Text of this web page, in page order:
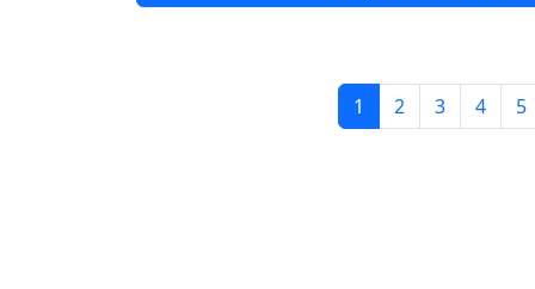
1 2 3 4 5